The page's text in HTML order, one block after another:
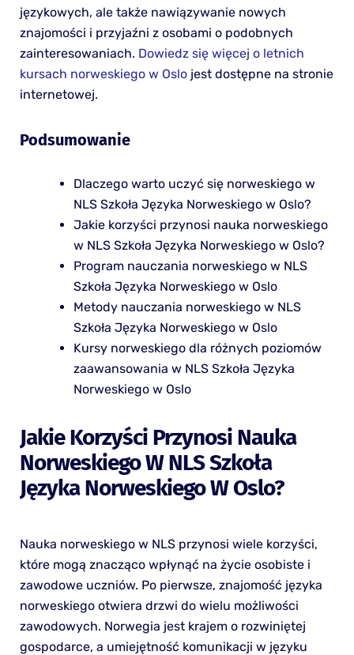
językowych, ale także nawiązywanie nowych
znajomości i przyjaźni z osobami o podobnych
zainteresowaniach. Dowiedz się więcej o letnich
kursach norweskiego w Oslojest dostępne na stronie
internetowej.
Podsumowanie
Dlaczego warto uczyć się norweskiego w
NLS Szkoła Języka Norweskiego w Oslo?
Jakie korzyści przynosi nauka norweskiego
w NLS Szkoła Języka Norweskiego w Oslo?
Program nauczania norweskiego w NLS
Szkoła Języka Norweskiego w Oslo
Metody nauczania norweskiego w NLS
Szkoła Języka Norweskiego w Oslo
Kursy norweskiego dla różnych poziomów
zaawansowania w NLS Szkoła Języka
Norweskiego w Oslo
Jakie Korzyści Przynosi Nauka
Norweskiego W NLS Szkoła
Języka Norweskiego W Oslo?
Nauka norweskiego w NLS przynosi wiele korzyści,
które mogą znacząco wpłynąć na życie osobiste i
zawodowe uczniów. Po pierwsze, znajomość języka
norweskiego otwiera drzwi do wielu możliwości
zawodowych. Norwegia jest krajem o rozwiniętej
gospodarce, a umiejętność komunikacji w języku